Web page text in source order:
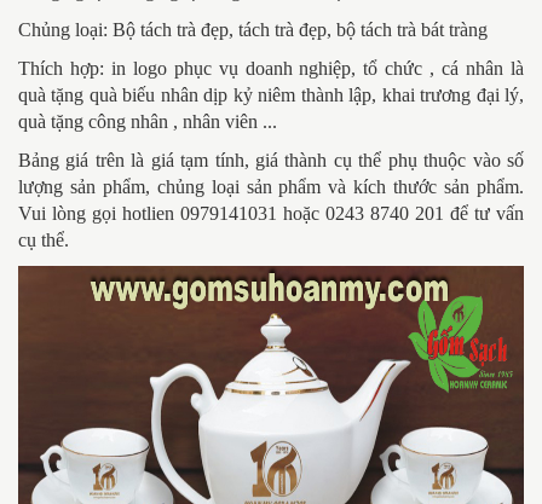
Chủng loại: Bộ tách trà đẹp, tách trà đẹp, bộ tách trà bát tràng
Thích hợp: in logo phục vụ doanh nghiệp, tổ chức , cá nhân là
quà tặng quà biếu nhân dịp kỷ niêm thành lập, khai trương đại lý,
quà tặng công nhân , nhân viên ...
Bảng giá trên là giá tạm tính, giá thành cụ thể phụ thuộc vào số
lượng sản phẩm, chủng loại sản phẩm và kích thước sản phẩm.
Vui lòng gọi hotlien 0979141031 hoặc 0243 8740 201 để tư vấn
cụ thể.